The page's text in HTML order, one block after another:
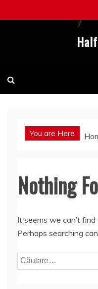
to
You are Here
Nothing
It seems we can’t
Perhaps searching
Caută
după: